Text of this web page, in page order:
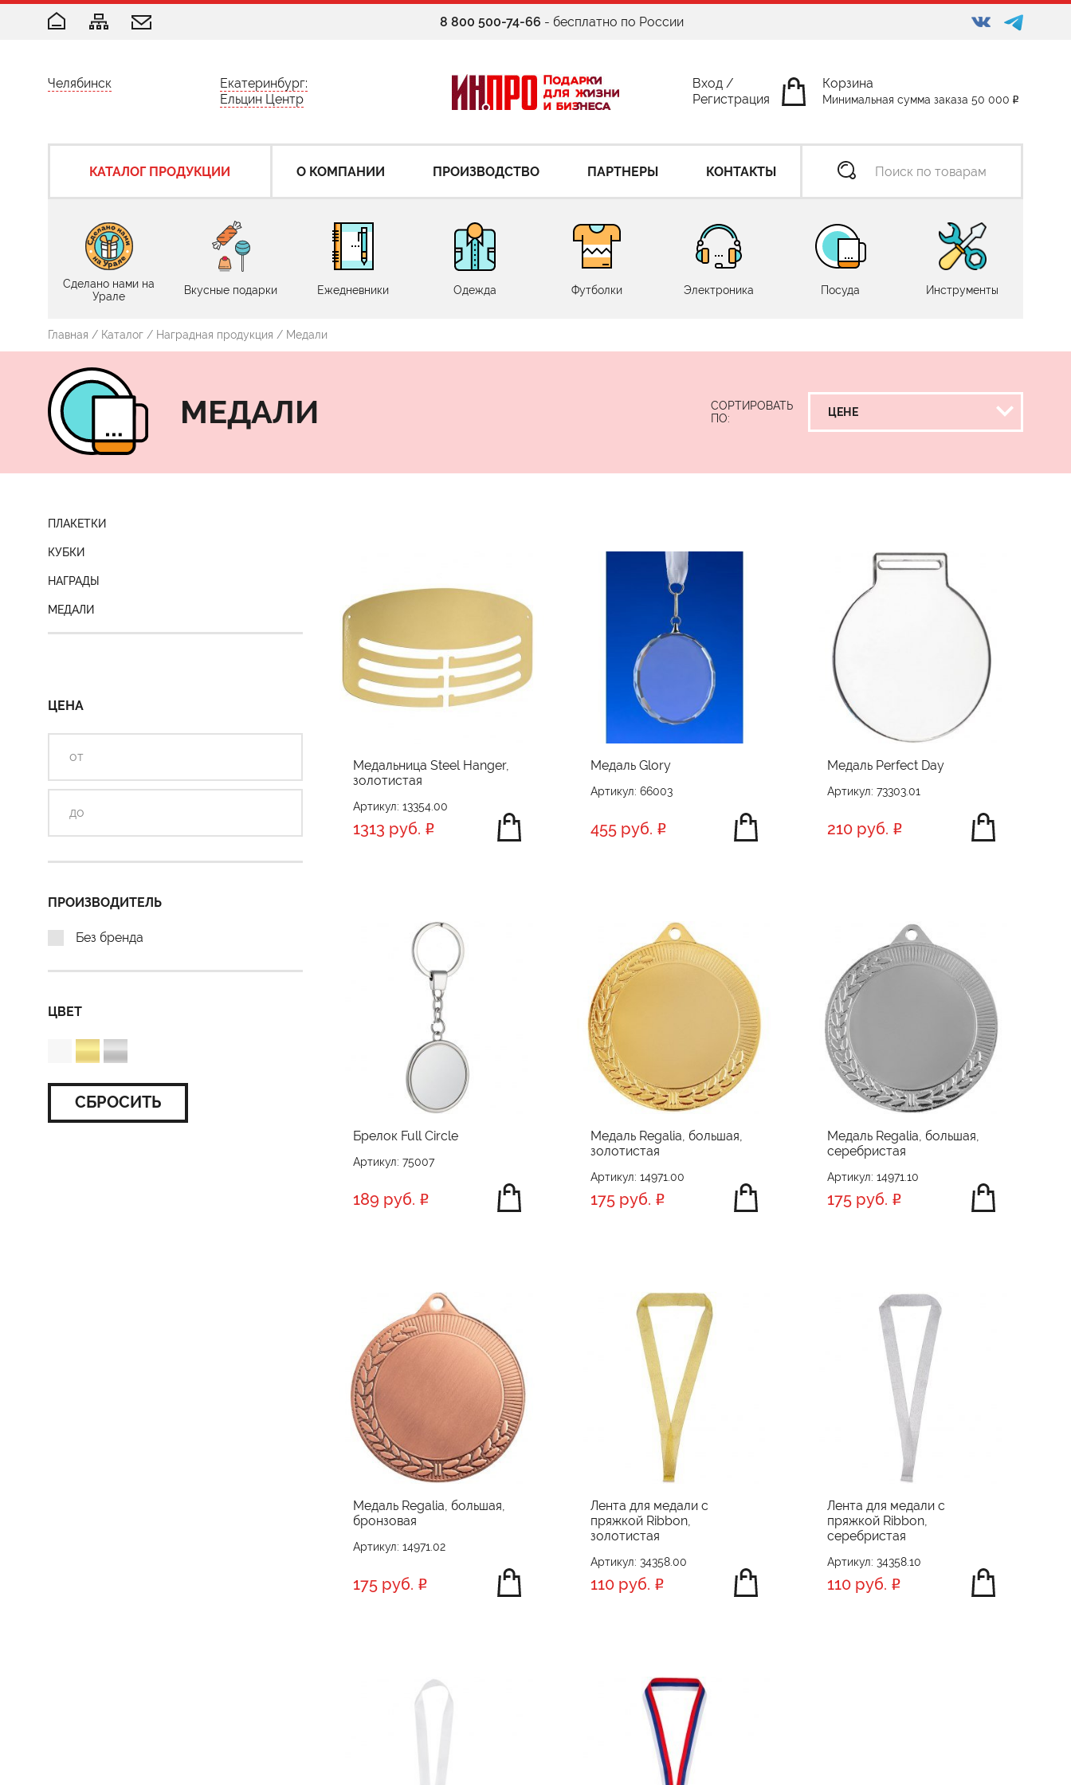
8 800 500-74-66 - бесплатно по России
Челябинск
Екатеринбург:
Ельцин Центр
Вход /
Регистрация
Корзина
Минимальная сумма заказа 50 000
КАТАЛОГ ПРОДУКЦИИ О КОМПАНИИ ПРОИЗВОДСТВО ПАРТНЕРЫ КОНТАКТЫ
Сделано нами на
Урале
Вкусные подарки Ежедневники Одежда Футболки Электроника Посуда Инструменты
Главная / Каталог / Наградная продукция / Медали
МЕДАЛИ
СОРТИРОВАТЬ
ПО:
ПЛАКЕТКИ
КУБКИ
НАГРАДЫ
МЕДАЛИ
ЦЕНА
ПРОИЗВОДИТЕЛЬ
Без бренда
ЦВЕТ
СБРОСИТЬ
Медальница Steel Hanger,
золотистая
Артикул: 13354.00
1313 руб.
Медаль Glory
Артикул: 66003
455 руб.
Медаль Perfect Day
Артикул: 73303.01
210 руб.
Брелок Full Circle
Артикул: 75007
189 руб.
Медаль Regalia, большая,
золотистая
Артикул: 14971.00
175 руб.
Медаль Regalia, большая,
серебристая
Артикул: 14971.10
175 руб.
Медаль Regalia, большая,
бронзовая
Артикул: 14971.02
175 руб.
Лента для медали с
пряжкой Ribbon,
золотистая
Артикул: 34358.00
110 руб.
Лента для медали с
пряжкой Ribbon,
серебристая
Артикул: 34358.10
110 руб.